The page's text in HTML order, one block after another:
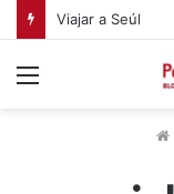
Viajar a Seúl